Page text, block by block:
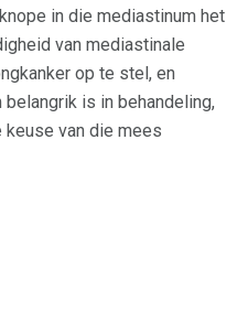
in die mediastinum het
van mediastinale
op te stel, en
is in behandeling,
keuse van die mees